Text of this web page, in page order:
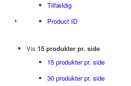
Tilfældig
Product ID
Vis 15 produkter pr. side
15 produkter pr. side
30 produkter pr. side